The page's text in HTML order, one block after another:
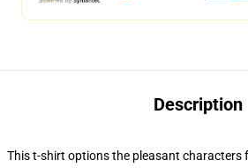
Description
This t-shirt options the pleasant characters